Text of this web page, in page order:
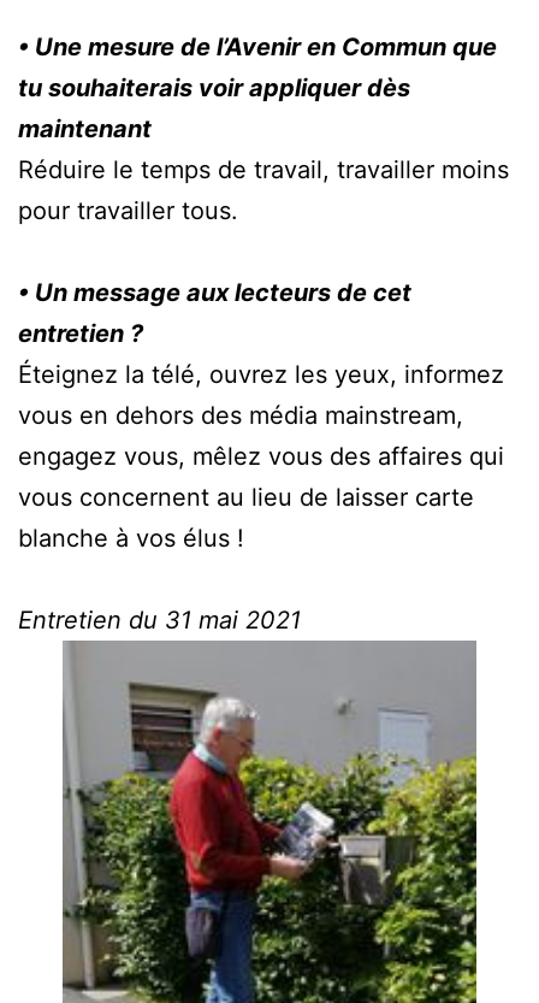
• Une mesure de l’Avenir en Commun que
tu souhaiterais voir appliquer dès
maintenant
Réduire le temps de travail, travailler moins
pour travailler tous.
• Un message aux lecteurs de cet
entretien ?
Éteignez la télé, ouvrez les yeux, informez
vous en dehors des média mainstream,
engagez vous, mêlez vous des affaires qui
vous concernent au lieu de laisser carte
blanche à vos élus !
Entretien du 31 mai 2021